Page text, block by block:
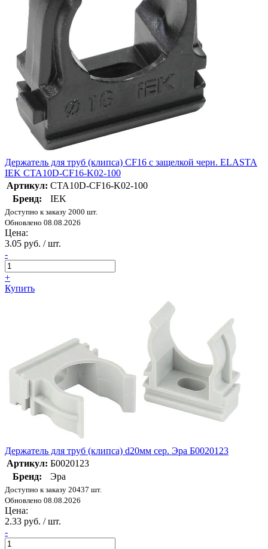
Держатель для труб (клипса) CF16 с защелкой черн. ELASTA
IEK CTA10D-CF16-K02-100
Артикул: CTA10D-CF16-K02-100
Бренд:
IEK
Доступно к заказу 2000 шт.
Обновлено 08.08.2026
Цена:
3.05 руб. / шт.
-
+
Купить
Держатель для труб (клипса) d20мм сер. Эра Б0020123
Артикул: Б0020123
Бренд:
Эра
Доступно к заказу 20437 шт.
Обновлено 08.08.2026
Цена:
2.33 руб. / шт.
-